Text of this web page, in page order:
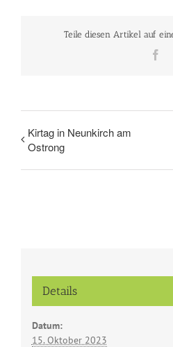
Teile diesen Artikel auf
Kirtag in Neunkirch am
Ostrong
Details
Datum:
15. Oktober 2023